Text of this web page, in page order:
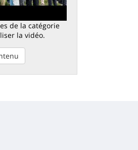
de la catégorie
la vidéo.